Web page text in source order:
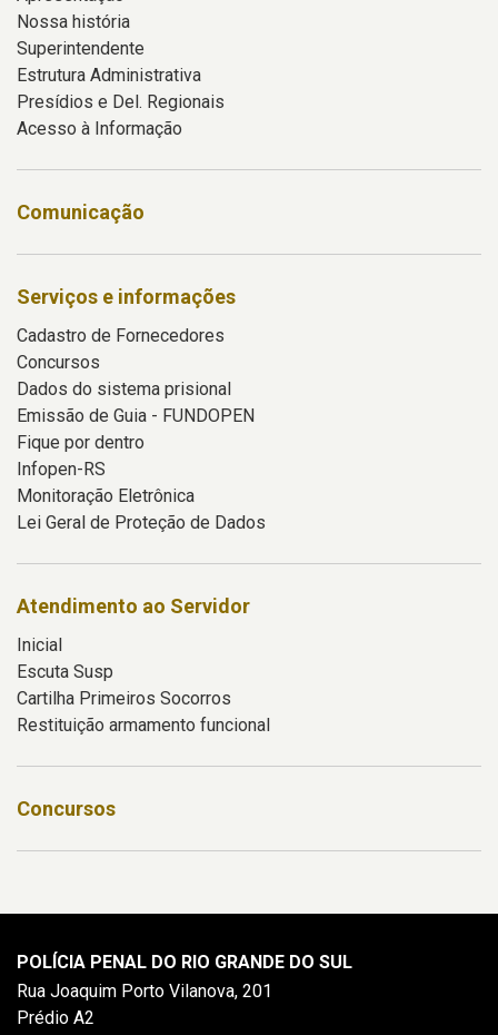
Nossa história
Superintendente
Estrutura Administrativa
Presídios e Del. Regionais
Acesso à Informação
Comunicação
Serviços e informações
Cadastro de Fornecedores
Concursos
Dados do sistema prisional
Emissão de Guia - FUNDOPEN
Fique por dentro
Infopen-RS
Monitoração Eletrônica
Lei Geral de Proteção de Dados
Atendimento ao Servidor
Inicial
Escuta Susp
Cartilha Primeiros Socorros
Restituição armamento funcional
Concursos
POLÍCIA PENAL DO RIO GRANDE DO SUL
Rua Joaquim Porto Vilanova, 201
Prédio A2